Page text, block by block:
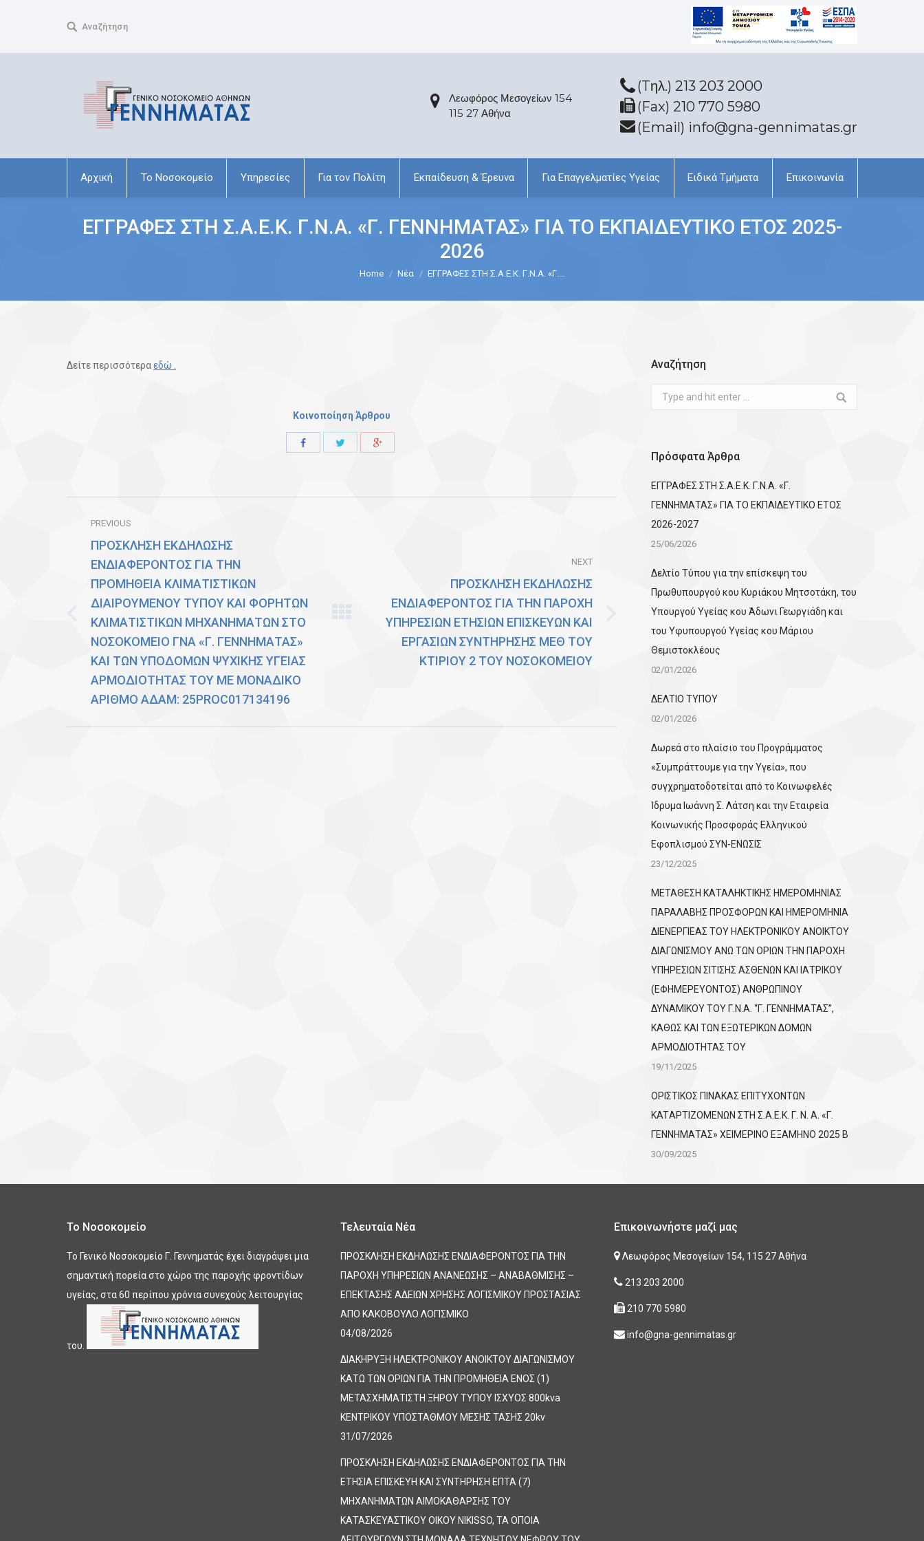
Search:Αναζήτηση
Λεωφόρος Μεσογείων 154
115 27 Αθήνα
(Tηλ.) 213 203 2000
(Fax) 210 770 5980
(Email) info@gna-gennimatas.gr
Αρχική Το Νοσοκομείο Υπηρεσίες Για τον Πολίτη Εκπαίδευση & Έρευνα Για Επαγγελματίες Υγείας Ειδικά Τμήματα Επικοινωνία
ΕΓΓΡΑΦΕΣ ΣΤΗ Σ.Α.Ε.Κ. Γ.Ν.Α. «Γ. ΓΕΝΝΗΜΑΤΑΣ» ΓΙΑ ΤΟ ΕΚΠΑΙΔΕΥΤΙΚΟ ΕΤΟΣ 2025-
2026
Home Νέα ΕΓΓΡΑΦΕΣ ΣΤΗ Σ.Α.Ε.Κ. Γ.Ν.Α. «Γ.…
Δείτε περισσότεραεδώ .
Κοινοποίηση Άρθρου
Share
navigation
PREVIOUS
Previous
post:
ΠΡΟΣΚΛΗΣΗ ΕΚΔΗΛΩΣΗΣ
ΕΝΔΙΑΦΕΡΟΝΤΟΣ ΓΙΑ ΤΗΝ
ΠΡΟΜΗΘΕΙΑ ΚΛΙΜΑΤΙΣΤΙΚΩΝ
ΔΙΑΙΡΟΥΜΕΝΟΥ ΤΥΠΟΥ ΚΑΙ ΦΟΡΗΤΩΝ
ΚΛΙΜΑΤΙΣΤΙΚΩΝ ΜΗΧΑΝΗΜΑΤΩΝ ΣΤΟ
ΝΟΣΟΚΟΜΕΙΟ ΓΝΑ «Γ. ΓΕΝΝΗΜΑΤΑΣ»
ΚΑΙ ΤΩΝ ΥΠΟΔΟΜΩΝ ΨΥΧΙΚΗΣ ΥΓΕΙΑΣ
ΑΡΜΟΔΙΟΤΗΤΑΣ ΤΟΥ ΜΕ ΜΟΝΑΔΙΚΟ
ΑΡΙΘΜΟ ΑΔΑΜ: 25PROC017134196
NEXT
Next
ΠΡΟΣΚΛΗΣΗ ΕΚΔΗΛΩΣΗΣ
ΕΝΔΙΑΦΕΡΟΝΤΟΣ ΓΙΑ ΤΗΝ ΠΑΡΟΧΗ
ΥΠΗΡΕΣΙΩΝ ΕΤΗΣΙΩΝ ΕΠΙΣΚΕΥΩΝ ΚΑΙ
ΕΡΓΑΣΙΩΝ ΣΥΝΤΗΡΗΣΗΣ ΜΕΘ ΤΟΥ
ΚΤΙΡΙΟΥ 2 ΤΟΥ ΝΟΣΟΚΟΜΕΙΟΥ
Αναζήτηση
Search:
Πρόσφατα Άρθρα
ΕΓΓΡΑΦΕΣ ΣΤΗ Σ.Α.Ε.Κ. Γ.Ν.Α. «Γ.
ΓΕΝΝΗΜΑΤΑΣ» ΓΙΑ ΤΟ ΕΚΠΑΙΔΕΥΤΙΚΟ ΕΤΟΣ
2026-2027
25/06/2026
Δελτίο Τύπου για την επίσκεψη του
Πρωθυπουργού κου Κυριάκου Μητσοτάκη, του
Υπουργού Υγείας κου Άδωνι Γεωργιάδη και
του Υφυπουργού Υγείας κου Μάριου
Θεμιστοκλέους
02/01/2026
ΔΕΛΤΙΟ ΤΥΠΟΥ
02/01/2026
Δωρεά στο πλαίσιο του Προγράμματος
«Συμπράττουμε για την Υγεία», που
συγχρηματοδοτείται από το Κοινωφελές
Ίδρυμα Ιωάννη Σ. Λάτση και την Εταιρεία
Κοινωνικής Προσφοράς Ελληνικού
Εφοπλισμού ΣΥΝ-ΕΝΩΣΙΣ
23/12/2025
ΜΕΤΑΘΕΣΗ ΚΑΤΑΛΗΚΤΙΚΗΣ ΗΜΕΡΟΜΗΝΙΑΣ
ΠΑΡΑΛΑΒΗΣ ΠΡΟΣΦΟΡΩΝ ΚΑΙ ΗΜΕΡΟΜΗΝΙΑ
ΔΙΕΝΕΡΓΙΕΑΣ ΤΟΥ ΗΛΕΚΤΡΟΝΙΚΟΥ ΑΝΟΙΚΤΟΥ
ΔΙΑΓΩΝΙΣΜΟΥ ΑΝΩ ΤΩΝ ΟΡΙΩΝ ΤΗΝ ΠΑΡΟΧΗ
ΥΠΗΡΕΣΙΩΝ ΣΙΤΙΣΗΣ ΑΣΘΕΝΩΝ ΚΑΙ ΙΑΤΡΙΚΟΥ
(ΕΦΗΜΕΡΕΥΟΝΤΟΣ) ΑΝΘΡΩΠΙΝΟΥ
ΔΥΝΑΜΙΚΟΥ ΤΟΥ Γ.Ν.Α. “Γ. ΓΕΝΝΗΜΑΤΑΣ”,
ΚΑΘΩΣ ΚΑΙ ΤΩΝ ΕΞΩΤΕΡΙΚΩΝ ΔΟΜΩΝ
ΑΡΜΟΔΙΟΤΗΤΑΣ ΤΟΥ
19/11/2025
ΟΡΙΣΤΙΚΟΣ ΠΙΝΑΚΑΣ ΕΠΙΤΥΧΟΝΤΩΝ
KATΑΡΤΙΖΟΜΕΝΩΝ ΣΤΗ Σ.Α.Ε.Κ. Γ. Ν. Α. «Γ.
ΓΕΝΝΗΜΑΤΑΣ» ΧΕΙΜΕΡΙΝΟ ΕΞΑΜΗΝΟ 2025 Β
30/09/2025
Το Νοσοκομείο
Το Γενικό Νοσοκομείο Γ. Γεννηματάς έχει διαγράψει μια
σημαντική πορεία στο χώρο της παροχής φροντίδων
υγείας, στα 60 περίπου χρόνια συνεχούς λειτουργίας
του.
Τελευταία Νέα
ΠΡΟΣΚΛΗΣΗ ΕΚΔΗΛΩΣΗΣ ΕΝΔΙΑΦΕΡΟΝΤΟΣ ΓΙΑ ΤΗΝ
ΠΑΡΟΧΗ ΥΠΗΡΕΣΙΩΝ ΑΝΑΝΕΩΣΗΣ – ΑΝΑΒΑΘΜΙΣΗΣ –
ΕΠΕΚΤΑΣΗΣ ΑΔΕΙΩΝ ΧΡΗΣΗΣ ΛΟΓΙΣΜΙΚΟΥ ΠΡΟΣΤΑΣΙΑΣ
ΑΠΟ ΚΑΚΟΒΟΥΛΟ ΛΟΓΙΣΜΙΚΟ
04/08/2026
ΔΙΑΚΗΡΥΞΗ ΗΛΕΚΤΡΟΝΙΚΟΥ ΑΝΟΙΚΤΟΥ ΔΙΑΓΩΝΙΣΜΟΥ
ΚΑΤΩ ΤΩΝ ΟΡΙΩΝ ΓΙΑ ΤΗΝ ΠΡΟΜΗΘΕΙΑ ΕΝΟΣ (1)
ΜΕΤΑΣΧΗΜΑΤΙΣΤΗ ΞΗΡΟΥ ΤΥΠΟΥ ΙΣΧΥΟΣ 800kva
ΚΕΝΤΡΙΚΟΥ ΥΠΟΣΤΑΘΜΟΥ ΜΕΣΗΣ ΤΑΣΗΣ 20kv
31/07/2026
ΠΡΟΣΚΛΗΣΗ ΕΚΔΗΛΩΣΗΣ ΕΝΔΙΑΦΕΡΟΝΤΟΣ ΓΙΑ ΤΗΝ
ΕΤΗΣΙΑ ΕΠΙΣΚΕΥΗ ΚΑΙ ΣΥΝΤΗΡΗΣΗ ΕΠΤΑ (7)
ΜΗΧΑΝΗΜΑΤΩΝ ΑΙΜΟΚΑΘΑΡΣΗΣ ΤΟΥ
ΚΑΤΑΣΚΕΥΑΣΤΙΚΟΥ ΟΙΚΟΥ NIKISSO, ΤΑ ΟΠΟΙΑ
Επικοινωνήστε μαζί μας
Λεωφόρος Μεσογείων 154, 115 27 Αθήνα
213 203 2000
210 770 5980
info@gna-gennimatas.gr